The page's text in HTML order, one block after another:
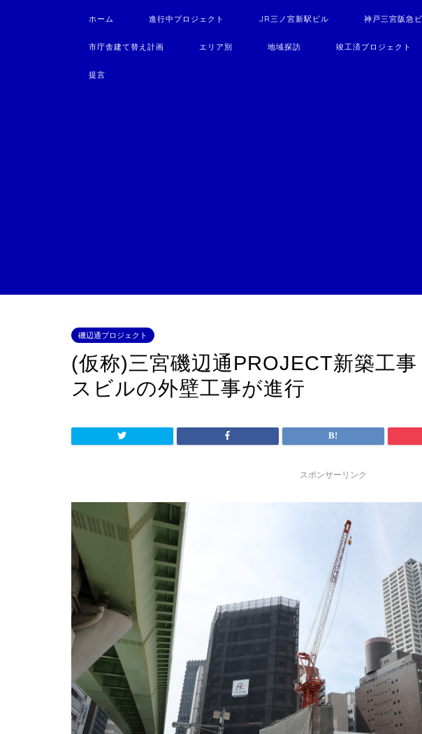
ホーム 進行中プロジェクト JR三ノ宮新駅ビル 神戸三宮阪急
市庁舎建て替え計画 エリア別 地域探訪 竣工済プロジェクト
提言
磯辺通プロジェクト
(仮称)三宮磯辺通PROJECT新築工
スビルの外壁工事が進行
スポンサーリンク